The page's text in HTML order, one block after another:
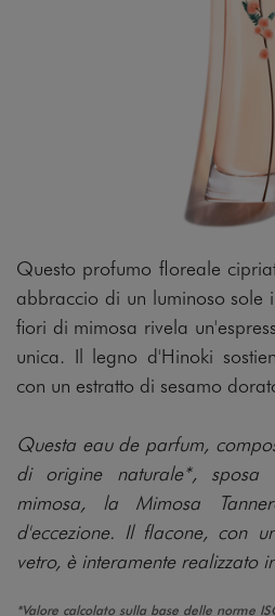
Questo profumo floreale
abbraccio di un luminoso sole
fiori di mimosa rivela
unica. Il legno d'Hinoki
con un estratto di sesamo
Questa eau de parfum,
di origine naturale*,
mimosa, la Mimosa
d'eccezione. Il flacone, con
vetro, è interamente realizzato
*Valore calcolato sulla base delle norme